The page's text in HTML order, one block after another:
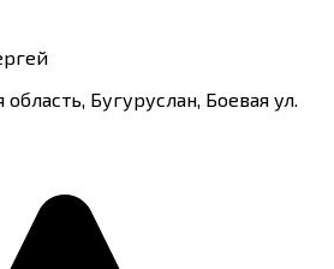
Бугуруслан, Боевая ул.